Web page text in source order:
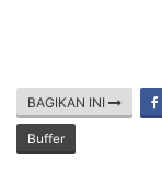
BAGIKAN INI
Buffer